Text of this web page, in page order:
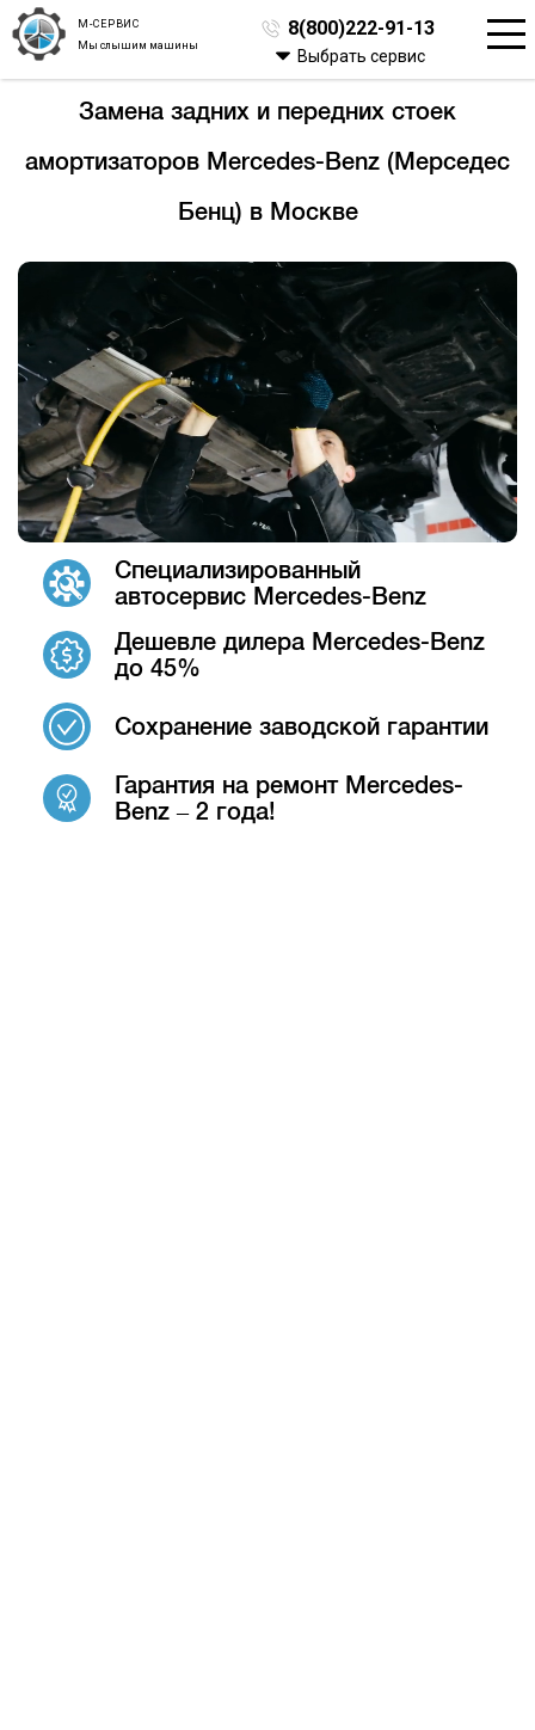
М-СЕРВИС
Мы слышим машины
8(800)222-91-13
Выбрать сервис
Замена задних и передних стоек
амортизаторов Mercedes-Benz (Мерседес
Бенц) в Москве
Специализированный
автосервис Mercedes-Benz
Дешевле дилера Mercedes-Benz
до 45%
Сохранение заводской гарантии
Гарантия на ремонт Mercedes-
Benz – 2 года!